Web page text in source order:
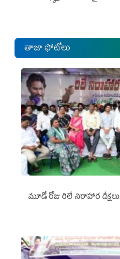
తాజా ఫోటోలు
మూడో రోజు రిలే నిరాహార